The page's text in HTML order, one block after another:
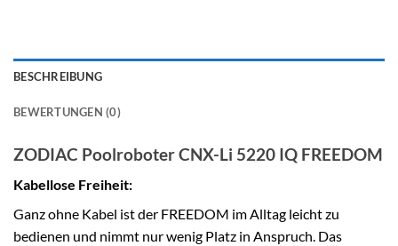
BESCHREIBUNG
BEWERTUNGEN (0)
ZODIAC Poolroboter CNX-Li 5220 IQ FREEDOM
Kabellose Freiheit:
Ganz ohne Kabel ist der FREEDOM im Alltag leicht zu
bedienen und nimmt nur wenig Platz in Anspruch. Das